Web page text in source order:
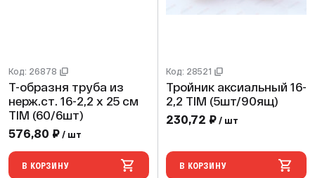
Код: 26878
Т-образня труба из
нерж.ст. 16-2,2 х 25 см
TIM (60/6шт)
576,80 ₽ / шт
В КОРЗИНУ
Код: 28521
Тройник аксиальный 16-
2,2 TIM (5шт/90ящ)
230,72 ₽ / шт
В КОРЗИНУ